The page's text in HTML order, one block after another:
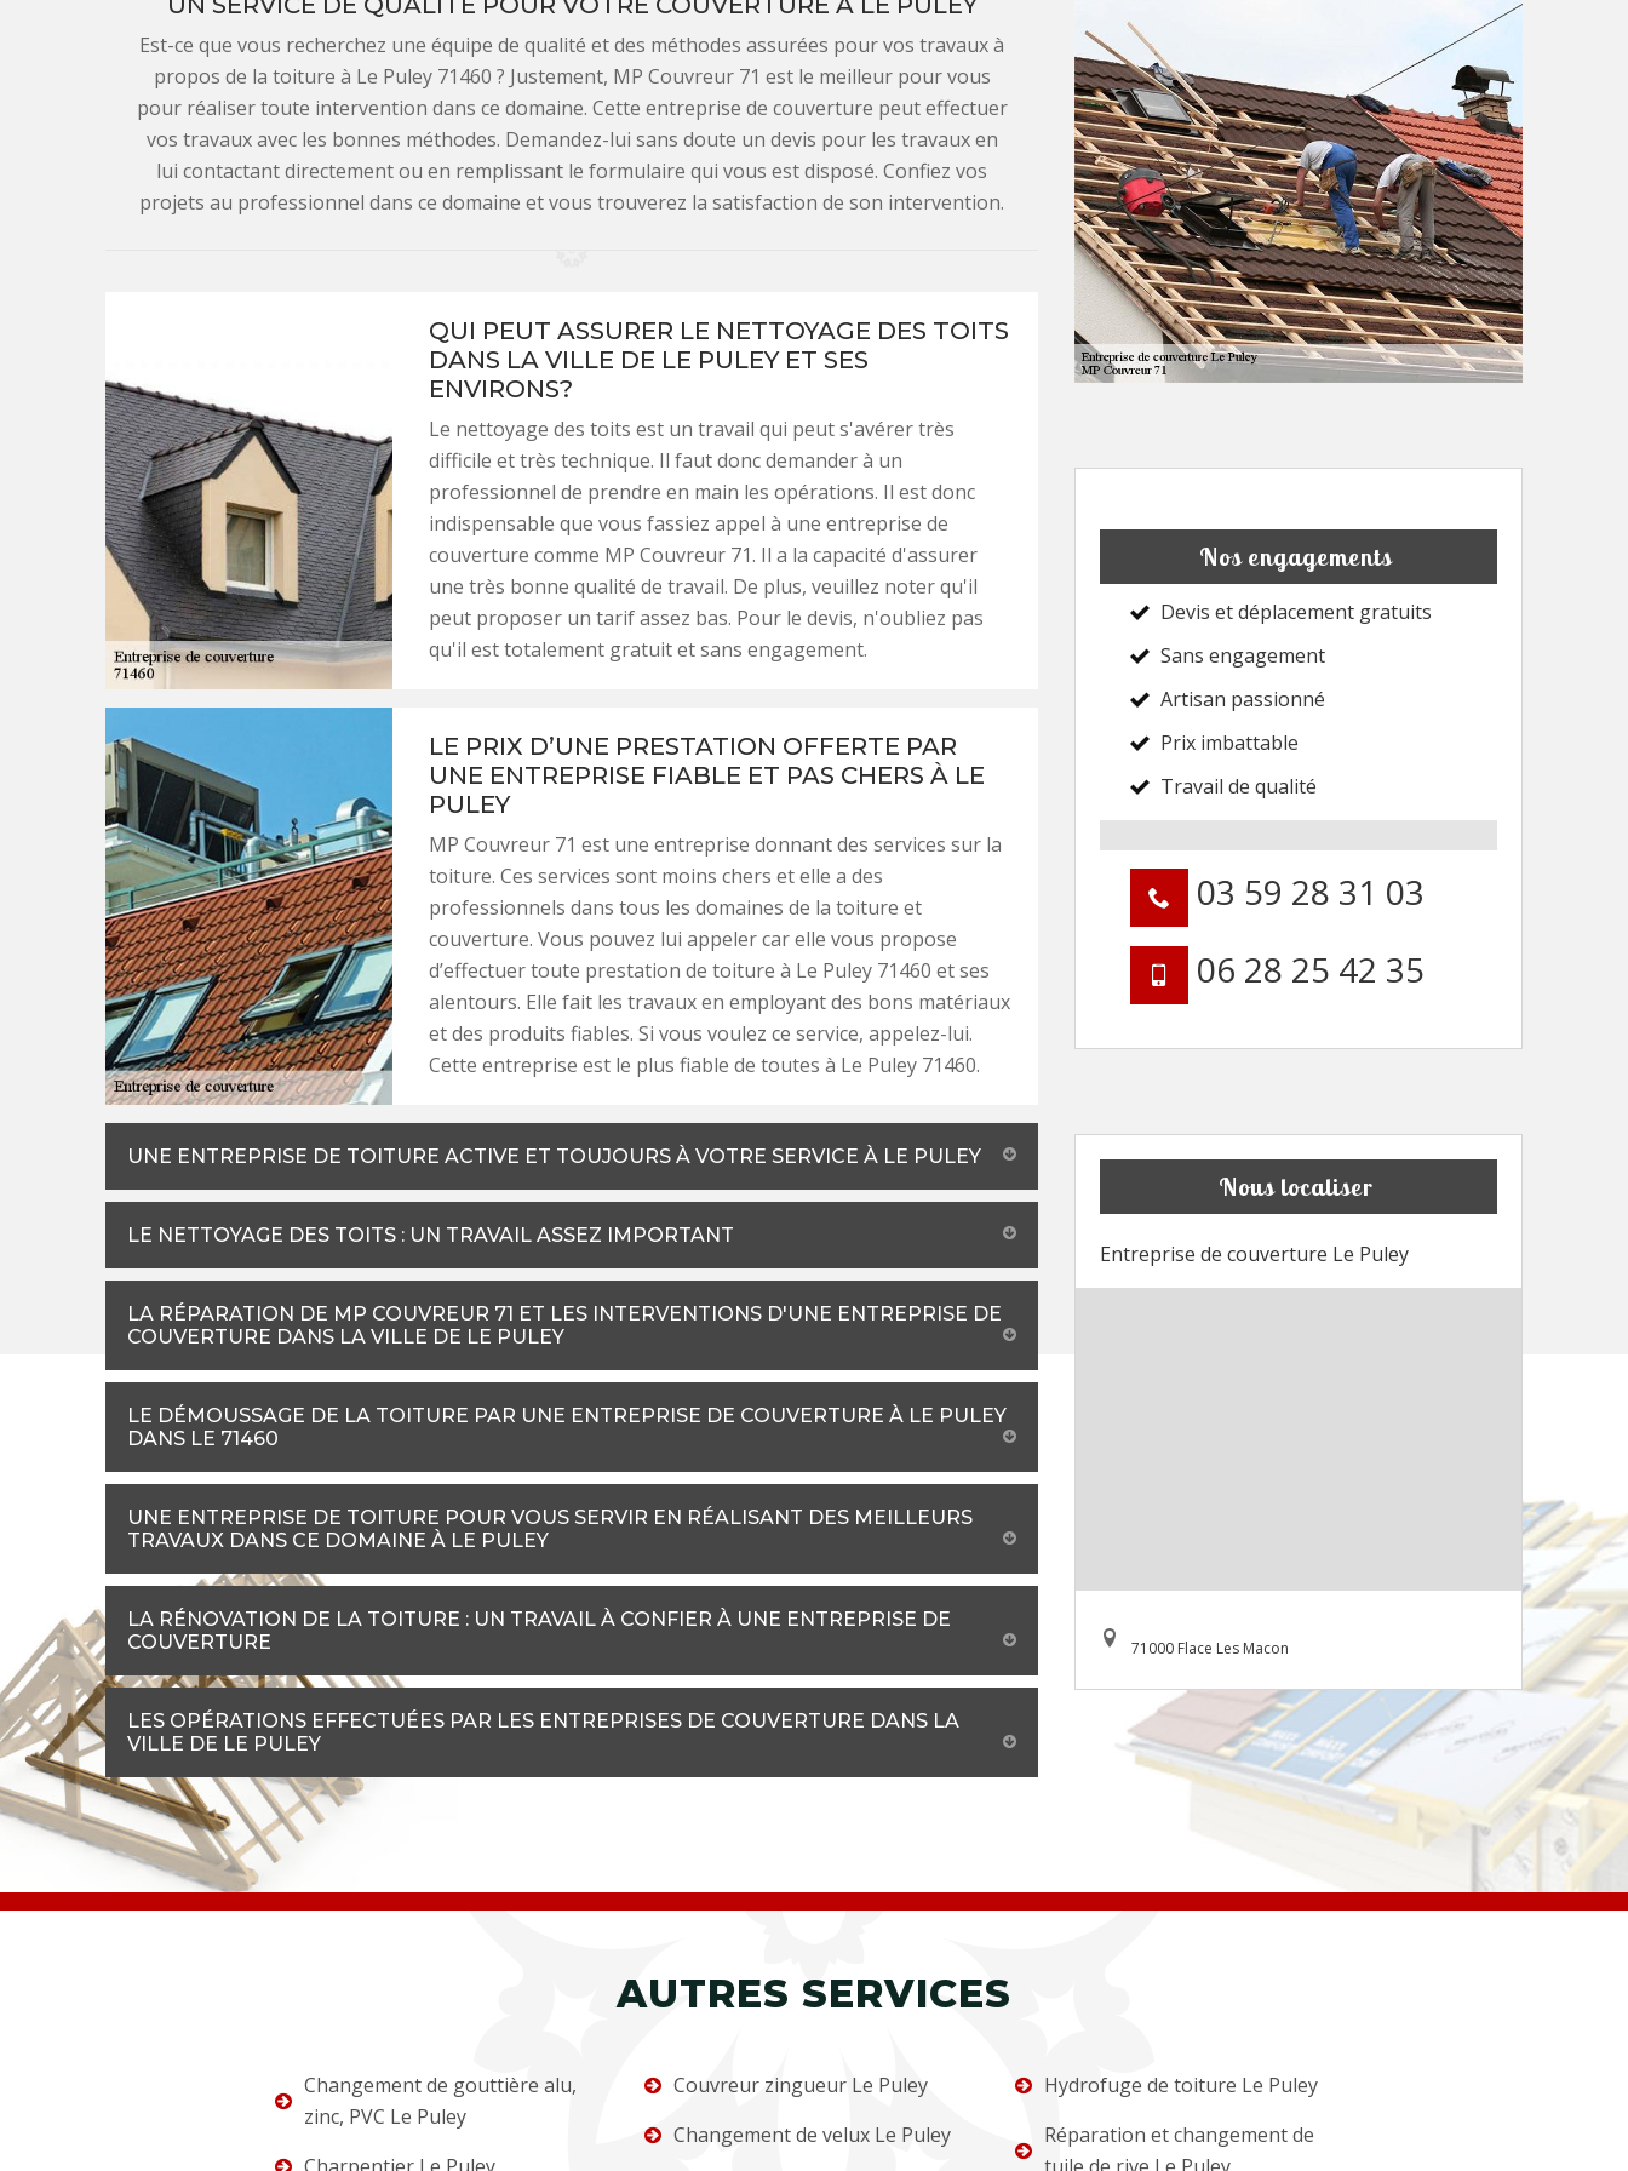
Est-ce que vous recherchez une équipe de qualité et des méthodes assurées pour vos travaux à
propos de la toiture à Le Puley 71460 ? Justement, MP Couvreur 71 est le meilleur pour vous
pour réaliser toute intervention dans ce domaine. Cette entreprise de couverture peut effectuer
vos travaux avec les bonnes méthodes. Demandez-lui sans doute un devis pour les travaux en
lui contactant directement ou en remplissant le formulaire qui vous est disposé. Confiez vos
projets au professionnel dans ce domaine et vous trouverez la satisfaction de son intervention.
QUI PEUT ASSURER LE NETTOYAGE DES TOITS
DANS LA VILLE DE LE PULEY ET SES
ENVIRONS?
Le nettoyage des toits est un travail qui peut s'avérer très
difficile et très technique. Il faut donc demander à un
professionnel de prendre en main les opérations. Il est donc
indispensable que vous fassiez appel à une entreprise de
couverture comme MP Couvreur 71. Il a la capacité d'assurer
une très bonne qualité de travail. De plus, veuillez noter qu'il
peut proposer un tarif assez bas. Pour le devis, n'oubliez pas
qu'il est totalement gratuit et sans engagement.
LE PRIX D’UNE PRESTATION OFFERTE PAR
UNE ENTREPRISE FIABLE ET PAS CHERS À LE
PULEY
MP Couvreur 71 est une entreprise donnant des services sur la
toiture. Ces services sont moins chers et elle a des
professionnels dans tous les domaines de la toiture et
couverture. Vous pouvez lui appeler car elle vous propose
d’effectuer toute prestation de toiture à Le Puley 71460 et ses
alentours. Elle fait les travaux en employant des bons matériaux
et des produits fiables. Si vous voulez ce service, appelez-lui.
Cette entreprise est le plus fiable de toutes à Le Puley 71460.
UNE ENTREPRISE DE TOITURE ACTIVE ET TOUJOURS À VOTRE SERVICE À LE PULEY
LE NETTOYAGE DES TOITS : UN TRAVAIL ASSEZ IMPORTANT
LA RÉPARATION DE MP COUVREUR 71 ET LES INTERVENTIONS D'UNE ENTREPRISE DE
COUVERTURE DANS LA VILLE DE LE PULEY
LE DÉMOUSSAGE DE LA TOITURE PAR UNE ENTREPRISE DE COUVERTURE À LE PULEY
DANS LE 71460
UNE ENTREPRISE DE TOITURE POUR VOUS SERVIR EN RÉALISANT DES MEILLEURS
TRAVAUX DANS CE DOMAINE À LE PULEY
LA RÉNOVATION DE LA TOITURE : UN TRAVAIL À CONFIER À UNE ENTREPRISE DE
COUVERTURE
LES OPÉRATIONS EFFECTUÉES PAR LES ENTREPRISES DE COUVERTURE DANS LA
VILLE DE LE PULEY
Nos engagements
Devis et déplacement gratuits
Sans engagement
Artisan passionné
Prix imbattable
Travail de qualité
03 59 28 31 03
06 28 25 42 35
Nous localiser
Entreprise de couverture Le Puley
71000 Flace Les Macon
AUTRES SERVICES
Changement de gouttière alu,
zinc, PVC Le Puley
Couvreur zingueur Le Puley
Changement de velux Le Puley
Hydrofuge de toiture Le Puley
Réparation et changement de